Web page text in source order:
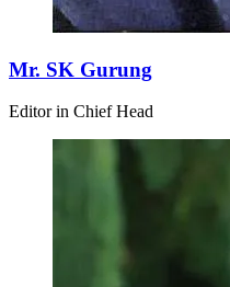
Mr. SK Gurung
Editor in Chief Head